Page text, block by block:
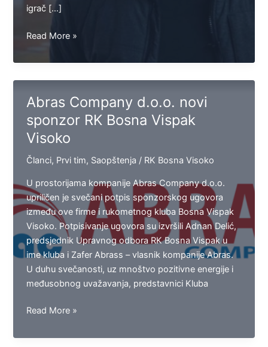
igrač […]
IN
Preminuo
legendarni
i
trener
RK
Visoko
Edhem
Sirčo
Read More »
Abras Company d.o.o. novi
sponzor RK Bosna Vispak
Visoko
Članci, Prvi tim, Saopštenja / RK Bosna Visoko
U prostorijama kompanije Abras Company d.o.o.
upriličen je svečani potpis sponzorskog ugovora
između ove firme i rukometnog kluba Bosna Vispak
Visoko. Potpisivanje ugovora su izvršili Adnan Delić,
predsjednik Upravnog odbora RK Bosna Vispak u
ime kluba i Zafer Abrass – vlasnik kompanije Abras.
U duhu svečanosti, uz mnoštvo pozitivne energije i
međusobnog uvažavanja, predstavnici Kluba
Abras
d.o.o.
Read More »